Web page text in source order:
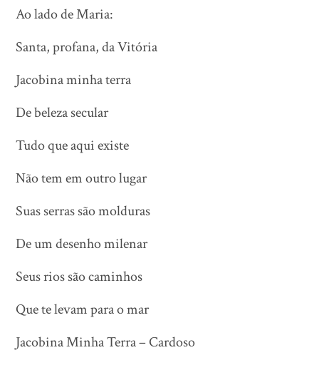
Ao lado de Maria:
Santa, profana, da Vitória
Jacobina minha terra
De beleza secular
Tudo que aqui existe
Não tem em outro lugar
Suas serras são molduras
De um desenho milenar
Seus rios são caminhos
Que te levam para o mar
Jacobina Minha Terra – Cardoso